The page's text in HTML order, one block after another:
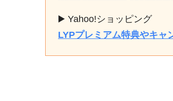
▶️ Yahoo!ショッピング
LYPプレミアム特典やキャ